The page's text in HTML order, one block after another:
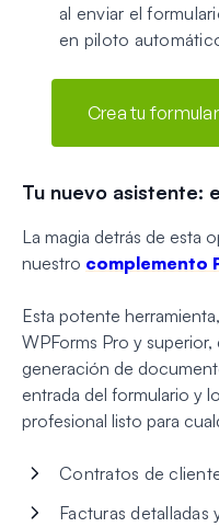
al enviar el
en piloto
Crea tu
Tu nuevo asistente:
La magia detrás de esta
nuestro complemento
Esta potente
WPForms Pro y
generación de
entrada del formulario y
profesional listo para
Contratos de
Facturas